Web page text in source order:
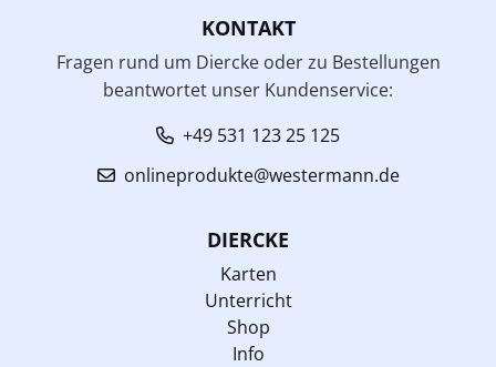
KONTAKT
Fragen rund um Diercke oder zu Bestellungen
beantwortet unser Kundenservice:
+49 531 123 25 125
onlineprodukte@westermann.de
DIERCKE
Karten
Unterricht
Shop
Info